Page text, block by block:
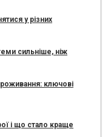
у різних
сильніше, ніж
ключові
і що стало краще